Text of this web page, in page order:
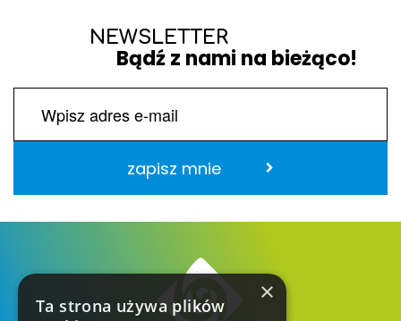
NEWSLETTER
Bądź z nami na bieżąco!
zapisz mnie
×
Ta strona używa plików